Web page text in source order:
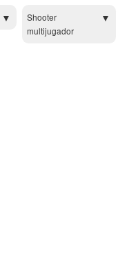
Shooter
multijugador